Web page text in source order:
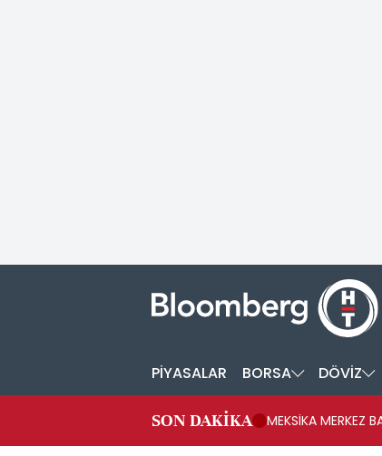
PİYASALAR BORSA DÖVİZ
SON DAKİKA MEKSİKA MERKEZ